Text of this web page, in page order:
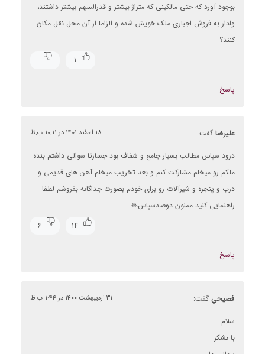
بوجود آورد که حتی مالکینی که متراژ بیشتر و قدرالسهم بیشتر داشتند،
وادار به فروش اجباری ملک خویش شده و الزاما از آن محل نقل مکان
کنند؟
۱
پاسخ
علیرضا گفت: ۱۸ اسفند ۱۴۰۱ در ۱۰:۱۱ ب.ظ
درود سپاس مطالب بسیار جامع و شفاف بود جسارتا سوالی داشتم بنده
ملکم رو میخام مشارکت کنم و بعد تخریب میخام آهن های قدیمی و
درب و پنجره و شیرآلات رو برای خودم بصورت جداگانه بفروشم لطفا
راهنمایی کنید ممنون دوصدسپاس🙏
۱۴
۶
پاسخ
فصيحي گفت: ۳۱ اردیبهشت ۱۴۰۰ در ۱:۴۴ ب.ظ
سلام
با نشكر